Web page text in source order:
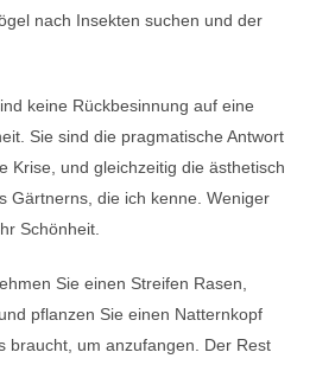
nach Insekten suchen und der
keine Rückbesinnung auf eine
Sie sind die pragmatische Antwort
Krise, und gleichzeitig die ästhetisch
Gärtnerns, die ich kenne. Weniger
Schönheit.
Sie einen Streifen Rasen,
pflanzen Sie einen Natternkopf
braucht, um anzufangen. Der Rest